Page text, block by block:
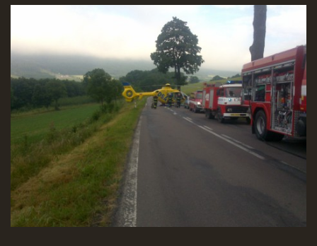
KONTAKTY
MLADÍ HASIČI
HISTORIE SBORU
SBĚR VYSLOUŽILÉHO ELEKTROZAŘÍZENÍ